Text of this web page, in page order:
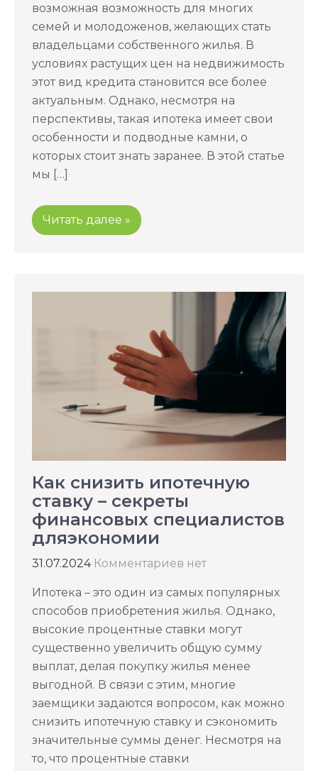
возможная возможность для многих
семей и молодоженов, желающих стать
владельцами собственного жилья. В
условиях растущих цен на недвижимость
этот вид кредита становится все более
актуальным. Однако, несмотря на
перспективы, такая ипотека имеет свои
особенности и подводные камни, о
которых стоит знать заранее. В этой статье
мы […]
Читать далее »
Как снизить ипотечную
ставку – секреты
финансовых специалистов
дляэкономии
31.07.2024 Комментариев нет
Ипотека – это один из самых популярных
способов приобретения жилья. Однако,
высокие процентные ставки могут
существенно увеличить общую сумму
выплат, делая покупку жилья менее
выгодной. В связи с этим, многие
заемщики задаются вопросом, как можно
снизить ипотечную ставку и сэкономить
значительные суммы денег. Несмотря на
то, что процентные ставки